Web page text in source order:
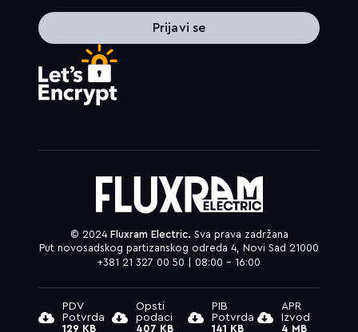
Prijavi se
© 2024 Fluxram Electric. Sva prava zadržana
Put novosadskog partizanskog odreda 4, Novi Sad 21000
+381 21 327 00 50 | 08:00 – 16:00
PDV
Potvrda
129 KB
Opsti
podaci
407 KB
PIB
Potvrda
141 KB
APR
Izvod
4 MB